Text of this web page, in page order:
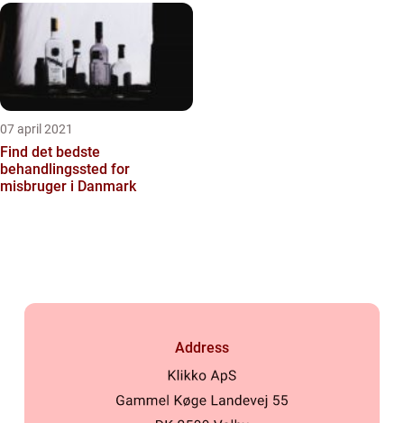
07 april 2021
Find det bedste
behandlingssted for
misbruger i Danmark
Address